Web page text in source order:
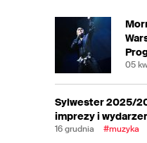
05
Sylwester 2025/
imprezy i
16 grudnia #muzyka